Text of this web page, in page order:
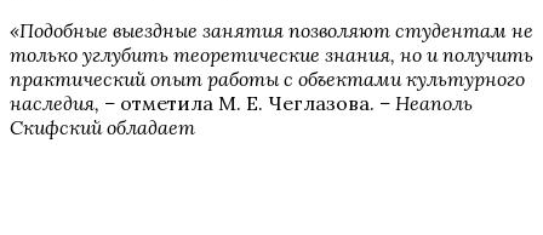
«Подобные выездные занятия позволяют студентам не
только углубить теоретические знания, но и получить
практический опыт работы с объектами культурного
наследия, – отметила М. Е. Чеглазова. – Неаполь
Скифский обладает